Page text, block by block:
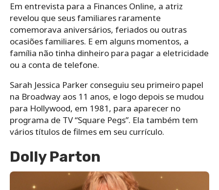
Em entrevista para a Finances Online, a atriz
revelou que seus familiares raramente
comemorava aniversários, feriados ou outras
ocasiões familiares. E em alguns momentos, a
família não tinha dinheiro para pagar a eletricidade
ou a conta de telefone.
Sarah Jessica Parker conseguiu seu primeiro papel
na Broadway aos 11 anos, e logo depois se mudou
para Hollywood, em 1981, para aparecer no
programa de TV “Square Pegs”. Ela também tem
vários títulos de filmes em seu currículo.
Dolly Parton